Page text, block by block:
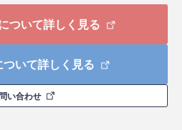
ついて詳しく見る
いて詳しく見る
い合わせ